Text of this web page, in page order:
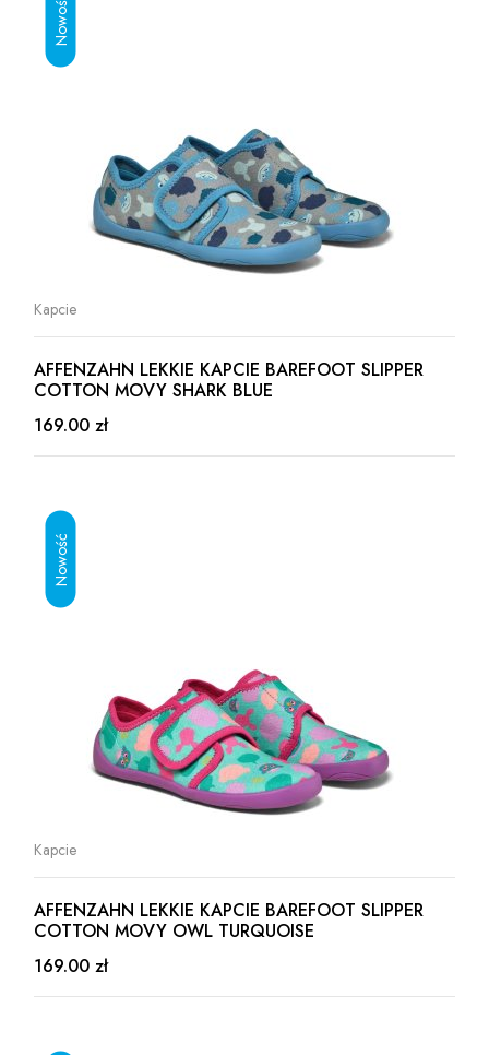
Kapcie
AFFENZAHN LEKKIE KAPCIE BAREFOOT SLIPPER
COTTON MOVY SHARK BLUE
169.00 zł
Kapcie
AFFENZAHN LEKKIE KAPCIE BAREFOOT SLIPPER
COTTON MOVY OWL TURQUOISE
169.00 zł